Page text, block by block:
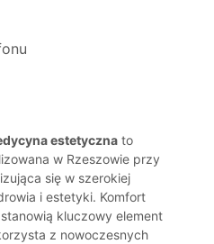
estetyczna to
w Rzeszowie przy
się w szerokiej
i estetyki. Komfort
kluczowy element
z nowoczesnych